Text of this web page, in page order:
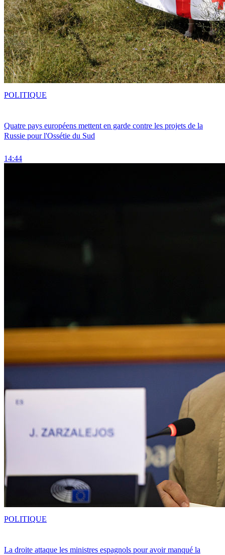
Quatre pays européens mettent en garde contre les projets de la
Russie pour l'Ossétie du Sud
14:44
POLITIQUE
La droite attaque les ministres espagnols pour avoir manqué la
POLITIQUE